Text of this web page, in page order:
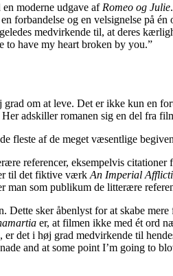
moderne udgave af Romeo og Julie
og en velsignelse på
medvirkende til, at deres
have my heart broken by you.”
om at leve. Det er ikke kun en
adskiller romanen sig en del fra
af de meget væsentlige
referencer, eksempelvis
til det fiktive værk An Imperial
som publikum de litterære
sker åbenlyst for at skabe
er, at filmen ikke med ét ord
det i høj grad medvirkende til
and at some point I’m going to